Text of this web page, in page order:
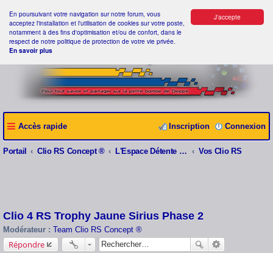
J'accepte
En poursuivant votre navigation sur notre forum, vous
acceptez l'installation et l'utilisation de cookies sur votre poste,
notamment à des fins d'optimisation et/ou de confort, dans le
respect de notre politique de protection de votre vie privée.
En savoir plus
Accès rapide Connexion
Inscription
Portail Clio RS Concept ® L'Espace Détente Clio RS Concept ® Vos Clio RS
Clio 4 RS Trophy Jaune Sirius Phase 2
Modérateur : Team Clio RS Concept ®
Répondre